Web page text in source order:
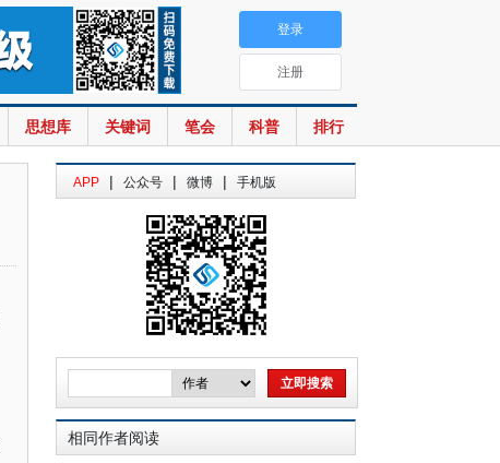
思想库 关键词 笔会 科普 排行
登录
注册
APP | 公众号 | 微博 | 手机版
相同作者阅读